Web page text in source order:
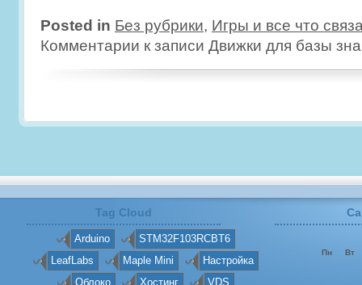
Posted in Без рубрики, Игры и все что
Комментарии к записи Движки для базы
Tag Cloud
Arduino
STM32F103RCBT6
LeafLabs
Maple Mini
Настройка
Облоко
Хостинг VDS
Пн Вт